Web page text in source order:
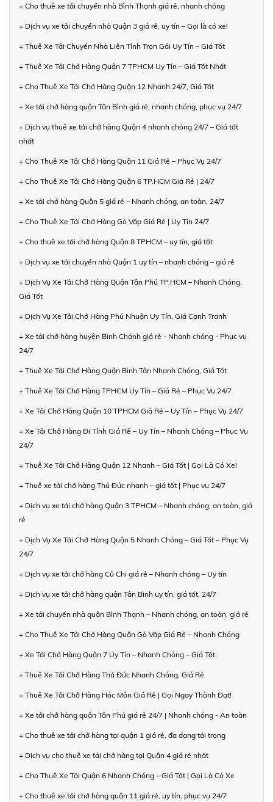
+ Cho thuê xe tải chuyển nhà Bình Thạnh giá rẻ, nhanh chóng
+ Dịch vụ xe tải chuyển nhà Quận 3 giá rẻ, uy tín – Gọi là có xe!
+ Thuê Xe Tải Chuyển Nhà Liên Tỉnh Trọn Gói Uy Tín – Giá Tốt
+ Thuê Xe Tải Chở Hàng Quận 7 TPHCM Uy Tín – Giá Tốt Nhất
+ Cho Thuê Xe Tải Chở Hàng Quận 12 Nhanh 24/7, Giá Tốt
+ Xe tải chở hàng quận Tân Bình giá rẻ, nhanh chóng, phục vụ 24/7
+ Dịch vụ thuê xe tải chở hàng Quận 4 nhanh chóng 24/7 – Giá tốt
nhất
+ Cho Thuê Xe Tải Chở Hàng Quận 11 Giá Rẻ – Phục Vụ 24/7
+ Cho Thuê Xe Tải Chở Hàng Quận 6 TP.HCM Giá Rẻ | 24/7
+ Xe tải chở hàng Quận 5 giá rẻ – Nhanh chóng, an toàn, 24/7
+ Cho Thuê Xe Tải Chở Hàng Gò Vấp Giá Rẻ | Uy Tín 24/7
+ Cho thuê xe tải chở hàng Quận 8 TPHCM – uy tín, giá tốt
+ Dịch vụ xe tải chuyển nhà Quận 1 uy tín – nhanh chóng – giá rẻ
+ Dịch Vụ Xe Tải Chở Hàng Quận Tân Phú TP.HCM – Nhanh Chóng,
Giá Tốt
+ Dịch Vụ Xe Tải Chở Hàng Phú Nhuận Uy Tín, Giá Cạnh Tranh
+ Xe tải chở hàng huyện Bình Chánh giá rẻ - Nhanh chóng - Phục vụ
24/7
+ Thuê Xe Tải Chở Hàng Quận Bình Tân Nhanh Chóng, Giá Tốt
+ Thuê Xe Tải Chở Hàng TPHCM Uy Tín – Giá Rẻ – Phục Vụ 24/7
+ Xe Tải Chở Hàng Quận 10 TPHCM Giá Rẻ – Uy Tín – Phục Vụ 24/7
+ Xe Tải Chở Hàng Đi Tỉnh Giá Rẻ – Uy Tín – Nhanh Chóng – Phục Vụ
24/7
+ Thuê Xe Tải Chở Hàng Quận 12 Nhanh – Giá Tốt | Gọi Là Có Xe!
+ Thuê xe tải chở hàng Thủ Đức nhanh – giá tốt | Phục vụ 24/7
+ Dịch vụ xe tải chở hàng Quận 3 TPHCM – Nhanh chóng, an toàn, giá
rẻ
+ Dịch Vụ Xe Tải Chở Hàng Quận 5 Nhanh Chóng – Giá Tốt – Phục Vụ
24/7
+ Dịch vụ xe tải chở hàng Củ Chi giá rẻ – Nhanh chóng – Uy tín
+ Dịch vụ xe tải chở hàng quận Tân Bình uy tín, giá tốt, 24/7
+ Xe tải chuyển nhà quận Bình Thạnh – Nhanh chóng, an toàn, giá rẻ
+ Cho Thuê Xe Tải Chở Hàng Quận Gò Vấp Giá Rẻ – Nhanh Chóng
+ Xe Tải Chở Hàng Quận 7 Uy Tín – Nhanh Chóng – Giá Tốt
+ Thuê Xe Tải Chở Hàng Thủ Đức Nhanh Chóng, Giá Rẻ
+ Thuê Xe Tải Chở Hàng Hóc Môn Giá Rẻ | Gọi Ngay Thành Đạt!
+ Xe tải chở hàng quận Tân Phú giá rẻ 24/7 | Nhanh chóng - An toàn
+ Cho thuê xe tải chở hàng tại quận 1 giá rẻ, đa dạng tải trọng
+ Dịch vụ cho thuê xe tải chở hàng tại Quận 4 giá rẻ nhất
+ Cho Thuê Xe Tải Quận 6 Nhanh Chóng – Giá Tốt | Gọi Là Có Xe
+ Cho thuê xe tải chở hàng quận 11 giá rẻ, uy tín, phục vụ 24/7